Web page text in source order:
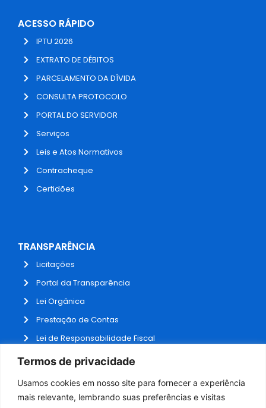
Termos de privacidade
Usamos cookies em nosso site para fornecer a experiência
mais relevante, lembrando suas preferências e visitas
ACESSO RÁPIDO
IPTU 2026
EXTRATO DE DÉBITOS
PARCELAMENTO DA DÍVIDA
CONSULTA PROTOCOLO
PORTAL DO SERVIDOR
Serviços
Leis e Atos Normativos
Contracheque
Certidões
TRANSPARÊNCIA
Licitações
Portal da Transparência
Lei Orgânica
Prestação de Contas
Lei de Responsabilidade Fiscal
Receitas e Despesas
Fale Conosco